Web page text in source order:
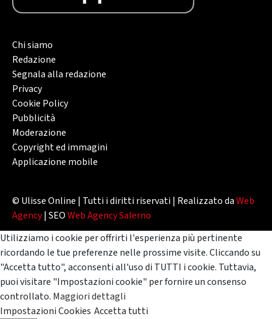
Chi siamo
Redazione
Segnala alla redazione
Privacy
Cookie Policy
Pubblicità
Moderazione
Copyright ed immagini
Applicazione mobile
© Ulisse Online | Tutti i diritti riservati | Realizzato daWeb
Agency| SEOWeb Agency Salerno
Utilizziamo i cookie per offrirti l'esperienza più pertinente
ricordando le tue preferenze nelle prossime visite. Cliccando su
"Accetta tutto", acconsenti all'uso di TUTTI i cookie. Tuttavia,
puoi visitare "Impostazioni cookie" per fornire un consenso
controllato. Maggiori dettagli
Impostazioni Cookies Accetta tutti